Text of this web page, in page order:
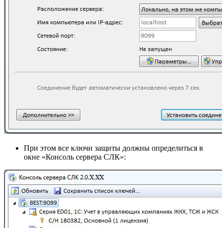
При этом все ключи защиты должны определиться в
окне «Консоль сервера СЛК»: